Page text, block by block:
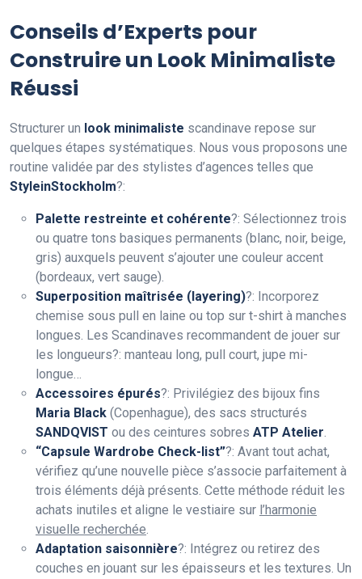
Conseils d’Experts pour
Construire un Look Minimaliste
Réussi
Structurer un look minimaliste scandinave repose sur
quelques étapes systématiques. Nous vous proposons une
routine validée par des stylistes d’agences telles que
StyleinStockholm?:
Palette restreinte et cohérente?: Sélectionnez trois
ou quatre tons basiques permanents (blanc, noir, beige,
gris) auxquels peuvent s’ajouter une couleur accent
(bordeaux, vert sauge).
Superposition maîtrisée (layering)?: Incorporez
chemise sous pull en laine ou top sur t-shirt à manches
longues. Les Scandinaves recommandent de jouer sur
les longueurs?: manteau long, pull court, jupe mi-
longue…
Accessoires épurés?: Privilégiez des bijoux fins
Maria Black (Copenhague), des sacs structurés
SANDQVIST ou des ceintures sobres ATP Atelier.
“Capsule Wardrobe Check-list”?: Avant tout achat,
vérifiez qu’une nouvelle pièce s’associe parfaitement à
trois éléments déjà présents. Cette méthode réduit les
achats inutiles et aligne le vestiaire sur l’harmonie
visuelle recherchée.
Adaptation saisonnière?: Intégrez ou retirez des
couches en jouant sur les épaisseurs et les textures. Un